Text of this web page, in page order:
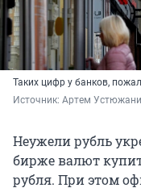
Таких цифр у банков,
Источник: Артем
Неужели рубль
бирже валют
рубля. При этом